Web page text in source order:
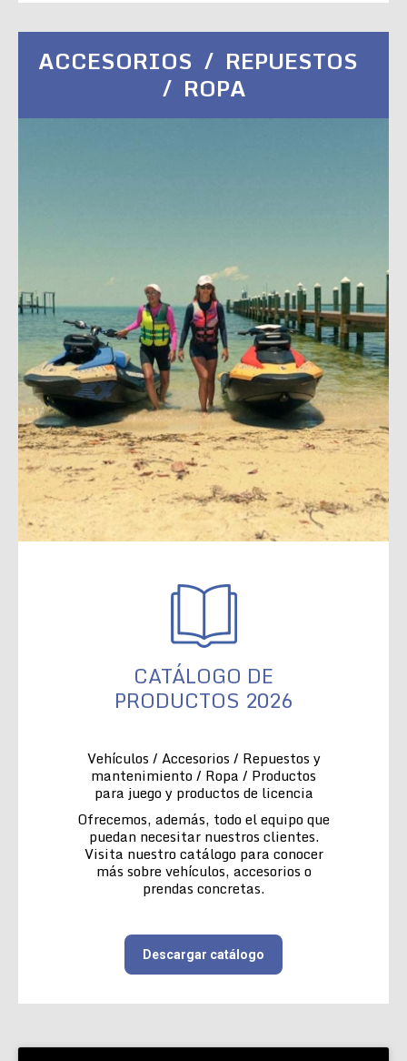
ACCESORIOS / REPUESTOS
/ ROPA
CATÁLOGO DE
PRODUCTOS 2026
Vehículos / Accesorios / Repuestos y
mantenimiento / Ropa / Productos
para juego y productos de licencia
Ofrecemos, además, todo el equipo que
puedan necesitar nuestros clientes.
Visita nuestro catálogo para conocer
más sobre vehículos, accesorios o
prendas concretas.
Descargar catálogo